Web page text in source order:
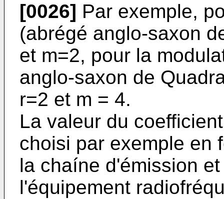
[0026] Par exemple,
(abrégé anglo-saxon
et m=2, pour la
anglo-saxon de
r=2 et m = 4.
La valeur du
choisi par exemple en
la chaíne d'émission
l'équipement